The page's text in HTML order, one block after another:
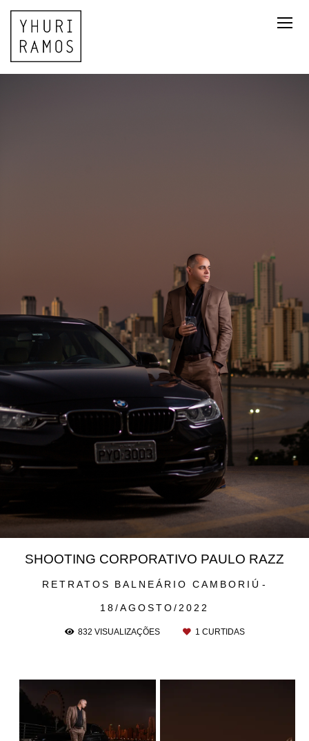
RETRATOS BALNEÁRIO CAMBORIÚ
18/AGOSTO/2022
SHOOTING CORPORATIVO PAULO RAZZ
832 VISUALIZAÇÕES 1 CURTIDAS